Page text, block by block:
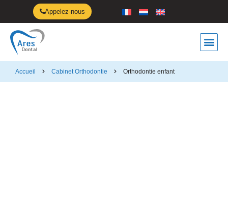
Appelez-nous
Accueil Cabinet Orthodontie Orthodontie enfant